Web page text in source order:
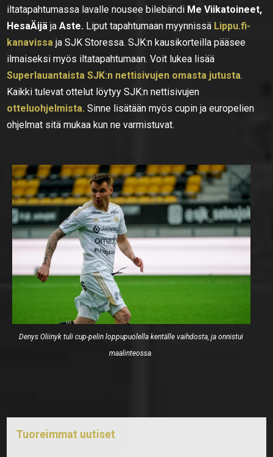
iltatapahtumassa lavalle nousee bilebändi Me Viikatoineet,
HesaÄijä jaAste. Liput tapahtumaan myynnissä Lippu.fi-
kanavissa ja SJK Storessa. SJK:n kausikorteilla pääsee
ilmaiseksi myös iltatapahtumaan. Voit lukea lisää
Superlauantaista SJK:n nettisivujen omasta jutusta.
Kaikki tulevat ottelut löytyy SJK:n nettisivujen
otteluohjelmista. Sinne lisätään myös cupin ja europelien
ohjelmat sitä mukaa kun ne varmistuvat.
Denys Oliinyk tuli cup-pelin loppupuolella kentälle vaihdosta, ja onnistui
maalinteossa.
Tuoreimmat uutiset